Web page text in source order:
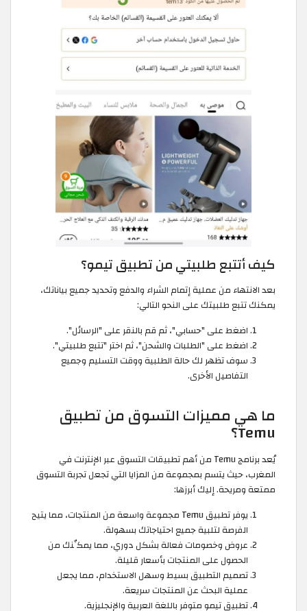
كيف أتتبع طلبيتي من تطبيق تيمو؟
بعد الانتهاء من عملية إتمام الشراء والدفع وتحديد جميع بياناتك،
يمكنك تتبع طلبيتك على النحو التالي:
اضغط على "حسابي"، ثم قم بالنقر على "الرسائل".
اضغط على "الطلبات والشحن"، ثم اختر "تتبع طلبيتي".
سوف تظهر لك حالة الطلبية ووقت التسليم وجميع
التفاصيل الأخرى.
ما هي مميزات التسوق من تطبيق
Temu؟
يُعد برنامج Temu من أهم تطبيقات التسوق عبر الإنترنت في
المغرب، حيث يتسم بمجموعة من المزايا التي تجعل تجربة التسوق
ممتعة ومريحة. إليك أبرزها:
يوفر تطبيق Temu مجموعة واسعة من المنتجات، مما يتيح
الفرصة لتلبية جميع احتياجاتك بسهولة.
عروض وخصومات فعالة بشكل دوري، مما يمكِّنك من
الحصول على المنتجات بأسعار قليلة.
تصميم التطبيق بسيط وسهل الاستخدام، مما يجعل
عملية البحث عن المنتجات سريعة.
تطبيق تيمو متوفر باللغة العربية والإنجليزية.